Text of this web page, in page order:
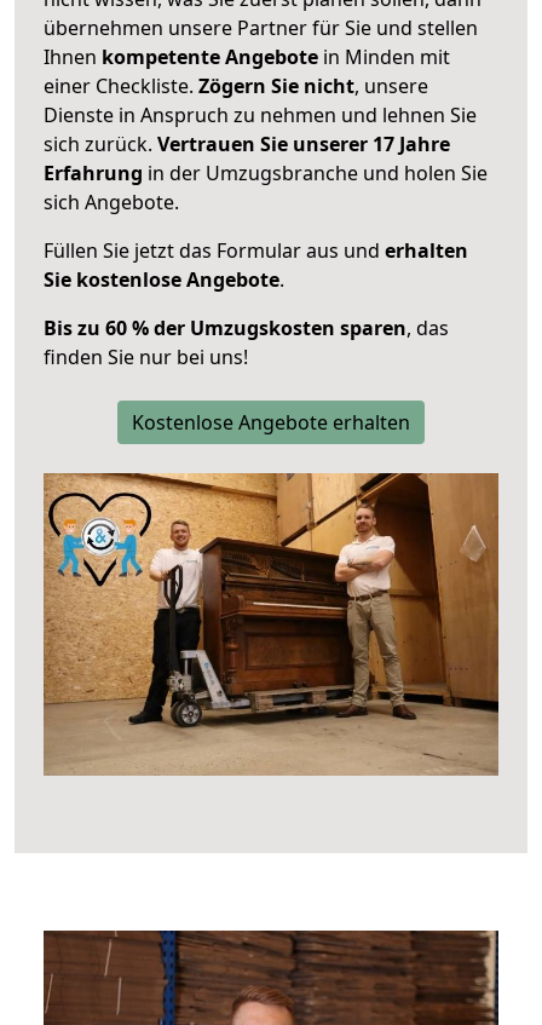
übernehmen unsere Partner für Sie und stellen
Ihnen kompetente Angebote in Minden mit
einer Checkliste. Zögern Sie nicht, unsere
Dienste in Anspruch zu nehmen und lehnen Sie
sich zurück. Vertrauen Sie unserer 17 Jahre
Erfahrung in der Umzugsbranche und holen Sie
sich Angebote.
Füllen Sie jetzt das Formular aus und erhalten
Sie kostenlose Angebote.
Bis zu 60 % der Umzugskosten sparen, das
finden Sie nur bei uns!
Kostenlose Angebote erhalten